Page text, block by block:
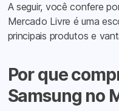
A seguir, você confere
Mercado Livre é uma
principais produtos e
Por que
Samsung no